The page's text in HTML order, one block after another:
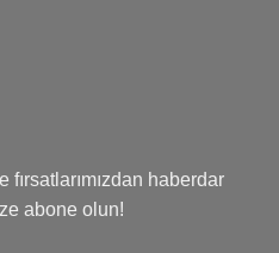
fırsatlarımızdan haberdar
abone olun!